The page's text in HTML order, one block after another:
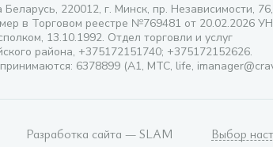
220012, г. Минск, пр. Независимости,
в Торговом реестре №769481 от 20.02.2026
13.10.1992. Отдел торговли и услуг
района, +375172151740; +375172152626.
6378899 (А1, МТС, life,
Разработка сайта — SLAM Выбор